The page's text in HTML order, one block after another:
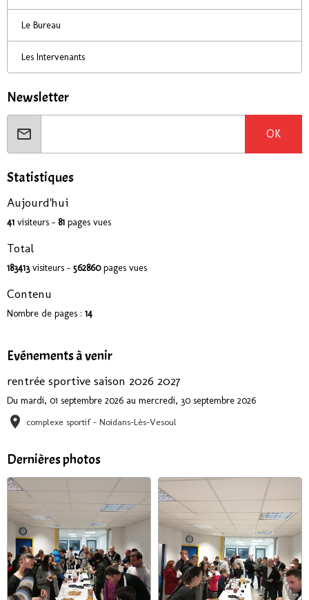
Le Bureau
Les Intervenants
Newsletter
OK
Statistiques
Aujourd'hui
41 visiteurs - 81 pages vues
Total
183413visiteurs - 562860pages vues
Contenu
Nombre de pages : 14
Evénements à venir
rentrée sportive saison 2026 2027
Du mardi, 01 septembre 2026 au mercredi, 30 septembre 2026
complexe sportif - Noidans-Lès-Vesoul
Dernières photos